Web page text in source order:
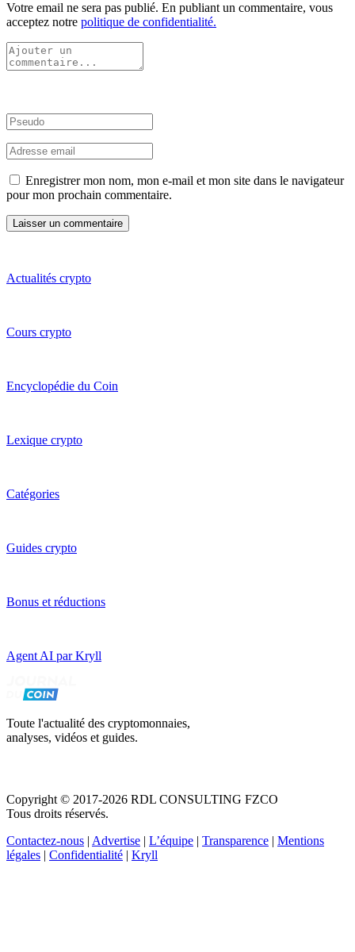
Votre email ne sera pas publié. En publiant un commentaire, vous
acceptez notre politique de confidentialité.
Enregistrer mon nom, mon e-mail et mon site dans le navigateur
pour mon prochain commentaire.
Actualités crypto
Cours crypto
Encyclopédie du Coin
Lexique crypto
Catégories
Guides crypto
Bonus et réductions
Agent AI par Kryll
Toute l'actualité des cryptomonnaies,
analyses, vidéos et guides.
Copyright © 2017-2026 RDL CONSULTING FZCO
Tous droits réservés.
Contactez-nous | Advertise | L’équipe | Transparence | Mentions
légales | Confidentialité | Kryll